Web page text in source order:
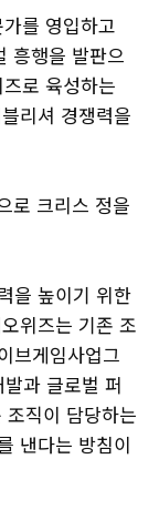
를 영입하고
흥행을 발판으
로 육성하는
리셔 경쟁력을
로 크리스 정을
을 높이기 위한
위즈는 기존 조
브게임사업그
과 글로벌 퍼
직이 담당하는
낸다는 방침이